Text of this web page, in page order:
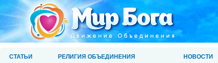
СТАТЬИ РЕЛИГИЯ ОБЪЕДИНЕНИЯ НОВОСТИ